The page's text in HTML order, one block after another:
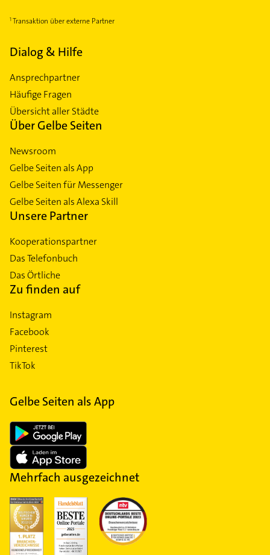
Transaktion über externe Partner
Dialog & Hilfe
Ansprechpartner
Häufige Fragen
Übersicht aller Städte
Über Gelbe Seiten
Newsroom
Gelbe Seiten als App
Gelbe Seiten für Messenger
Gelbe Seiten als Alexa Skill
Unsere Partner
Kooperationspartner
Das Telefonbuch
Das Örtliche
Zu finden auf
Instagram
Facebook
Pinterest
TikTok
Gelbe Seiten als App
Mehrfach ausgezeichnet